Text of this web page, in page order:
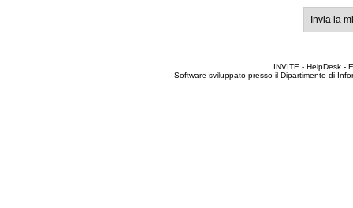
Invia la
INVITE - HelpDesk -
Software sviluppato presso il Dipartimento di